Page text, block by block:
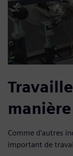
Comme d'autres
important de